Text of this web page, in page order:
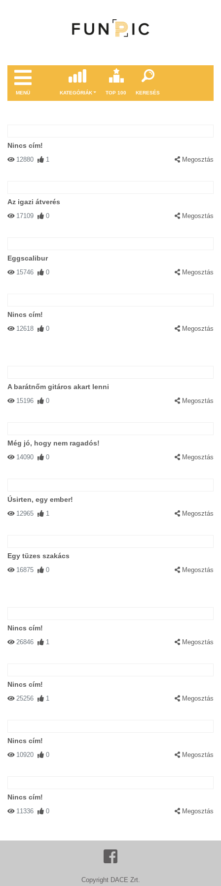
MENÜ KATEGÓRIÁK TOP 100 KERESÉS
Nincs cím!
12880 1 Megosztás
Az igazi átverés
17109 0 Megosztás
Eggscalibur
15746 0 Megosztás
Nincs cím!
12618 0 Megosztás
A barátnőm gitáros akart lenni
15196 0 Megosztás
Még jó, hogy nem ragadós!
14090 0 Megosztás
Úsirten, egy ember!
12965 1 Megosztás
Egy tüzes szakács
16875 0 Megosztás
Nincs cím!
26846 1 Megosztás
Nincs cím!
25256 1 Megosztás
Nincs cím!
10920 0 Megosztás
Nincs cím!
11336 0 Megosztás
Copyright DACE Zrt.